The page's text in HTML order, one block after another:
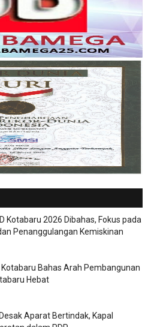
Kotabaru 2026 Dibahas, Fokus pada
Penanggulangan Kemiskinan
Kotabaru Bahas Arah Pembangunan
Hebat
Aparat Bertindak, Kapal